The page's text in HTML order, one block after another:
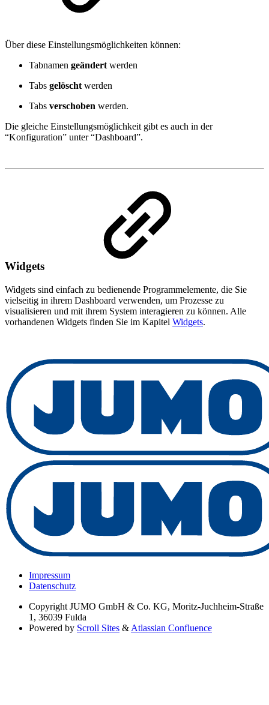
Über diese Einstellungsmöglichkeiten können:
Tabnamen geändert werden
Tabs gelöscht werden
Tabs verschoben werden.
Die gleiche Einstellungsmöglichkeit gibt es auch in der
“Konfiguration” unter “Dashboard”.
Widgets
Widgets sind einfach zu bedienende Programmelemente, die Sie
vielseitig in ihrem Dashboard verwenden, um Prozesse zu
visualisieren und mit ihrem System interagieren zu können. Alle
vorhandenen Widgets finden Sie im Kapitel Widgets.
Impressum
Datenschutz
Copyright JUMO GmbH & Co. KG, Moritz-Juchheim-Straße
1, 36039 Fulda
Powered by Scroll Sites & Atlassian Confluence